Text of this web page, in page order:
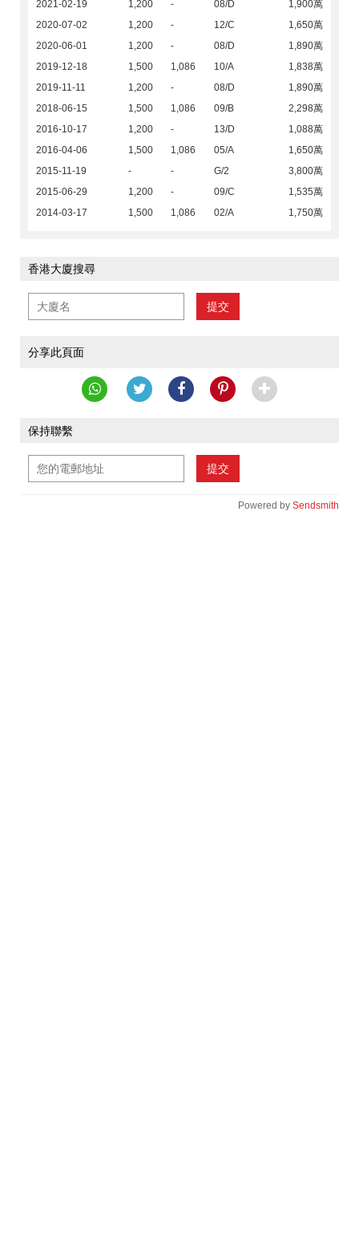
2021-02-19 1,200 - 08/D
1,900萬
2020-07-02
1,200 - 12/C
1,650萬
2020-06-01
1,200 - 08/D
1,890萬
2019-12-18
1,500 1,086 10/A
1,838萬
2019-11-11
1,200 - 08/D
1,890萬
2018-06-15
1,500 1,086 09/B
2,298萬
2016-10-17
1,200 - 13/D
1,088萬
2016-04-06
1,500 1,086 05/A
1,650萬
2015-11-19
- - G/2
3,800萬
2015-06-29
1,200 - 09/C
1,535萬
2014-03-17
1,500 1,086 02/A 1,750萬
香港大廈搜尋
提交
分享此頁面
保持聯繫
提交
Powered by Sendsmith